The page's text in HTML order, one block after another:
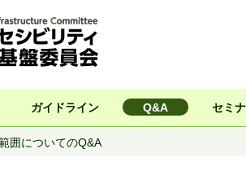
ガイドライン Q&A セミ
囲についてのQ&A